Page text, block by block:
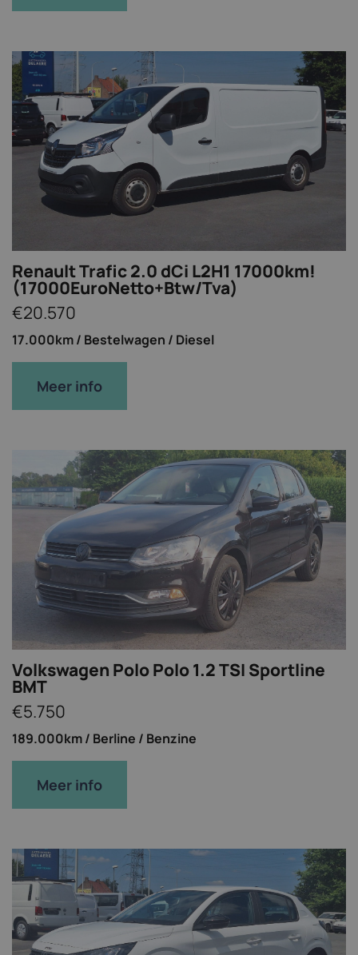
Renault Trafic 2.0 dCi L2H1 17000km!
(17000EuroNetto+Btw/Tva)
€20.570
17.000km / Bestelwagen / Diesel
Meer info
Volkswagen Polo Polo 1.2 TSI Sportline
BMT
€5.750
189.000km / Berline / Benzine
Meer info